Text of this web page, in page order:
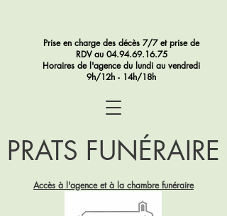
Prise en charge des décès 7/7 et prise de
RDV au 04.94.69.16.75
Horaires de l'agence du lundi au vendredi
9h/12h - 14h/18h
Accès à l'agence et à la chambre funéraire
PRATS FUNÉRAIRE